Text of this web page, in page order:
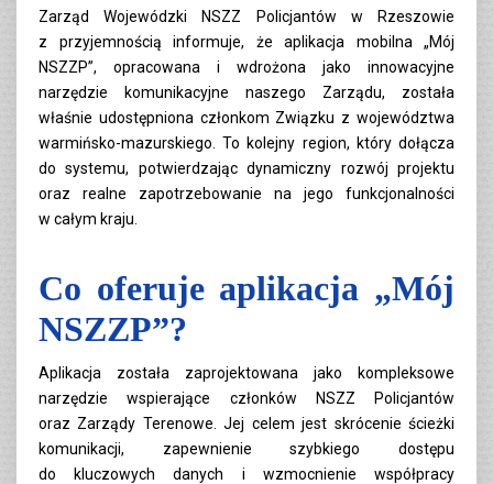
Zarząd Wojewódzki NSZZ Policjantów w Rzeszowie
z przyjemnością informuje, że aplikacja mobilna „Mój
NSZZP”, opracowana i wdrożona jako innowacyjne
narzędzie komunikacyjne naszego Zarządu, została
właśnie udostępniona członkom Związku z województwa
warmińsko-mazurskiego. To kolejny region, który dołącza
do systemu, potwierdzając dynamiczny rozwój projektu
oraz realne zapotrzebowanie na jego funkcjonalności
w całym kraju.
Co oferuje aplikacja „Mój
NSZZP”?
Aplikacja została zaprojektowana jako kompleksowe
narzędzie wspierające członków NSZZ Policjantów
oraz Zarządy Terenowe. Jej celem jest skrócenie ścieżki
komunikacji, zapewnienie szybkiego dostępu
do kluczowych danych i wzmocnienie współpracy